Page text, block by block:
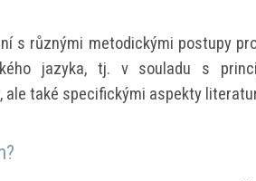
s různými metodickými postupy
jazyka, tj. v souladu s
ale také specifickými aspekty